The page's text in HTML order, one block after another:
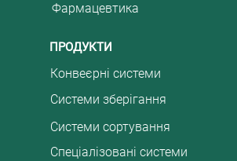
Фармацевтика
Конвеєрні системи
Системи зберігання
Системи сортування
Спеціалізовані системи
ПРОДУКТИ